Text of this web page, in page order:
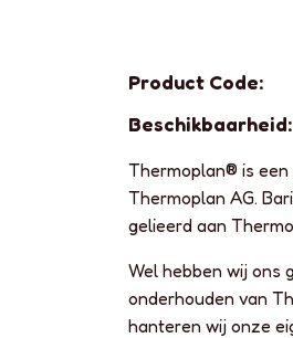
Product Code:
Beschikbaarheid:
Thermoplan® is
Thermoplan AG.
gelieerd aan
Wel hebben wij ons
onderhouden van
hanteren wij onze